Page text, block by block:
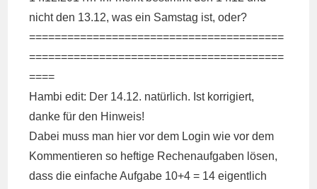
nicht den 13.12, was ein Samstag ist, oder?
========================================
========================================
====
Hambi edit: Der 14.12. natürlich. Ist korrigiert,
danke für den Hinweis!
Dabei muss man hier vor dem Login wie vor dem
Kommentieren so heftige Rechenaufgaben lösen,
dass die einfache Aufgabe 10+4 = 14 eigentlich